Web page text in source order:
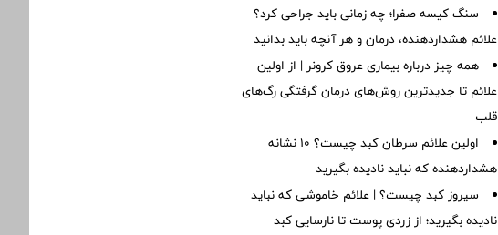
سنگ کیسه صفرا؛ چه زمانی باید جراحی کرد؟
علائم هشداردهنده، درمان و هر آنچه باید بدانید
همه چیز درباره بیماری عروق کرونر | از اولین
علائم تا جدیدترین روش‌های درمان گرفتگی رگ‌های
قلب
اولین علائم سرطان کبد چیست؟ ۱۰ نشانه
هشداردهنده که نباید نادیده بگیرید
سیروز کبد چیست؟ | علائم خاموشی که نباید
نادیده بگیرید؛ از زردی پوست تا نارسایی کبد